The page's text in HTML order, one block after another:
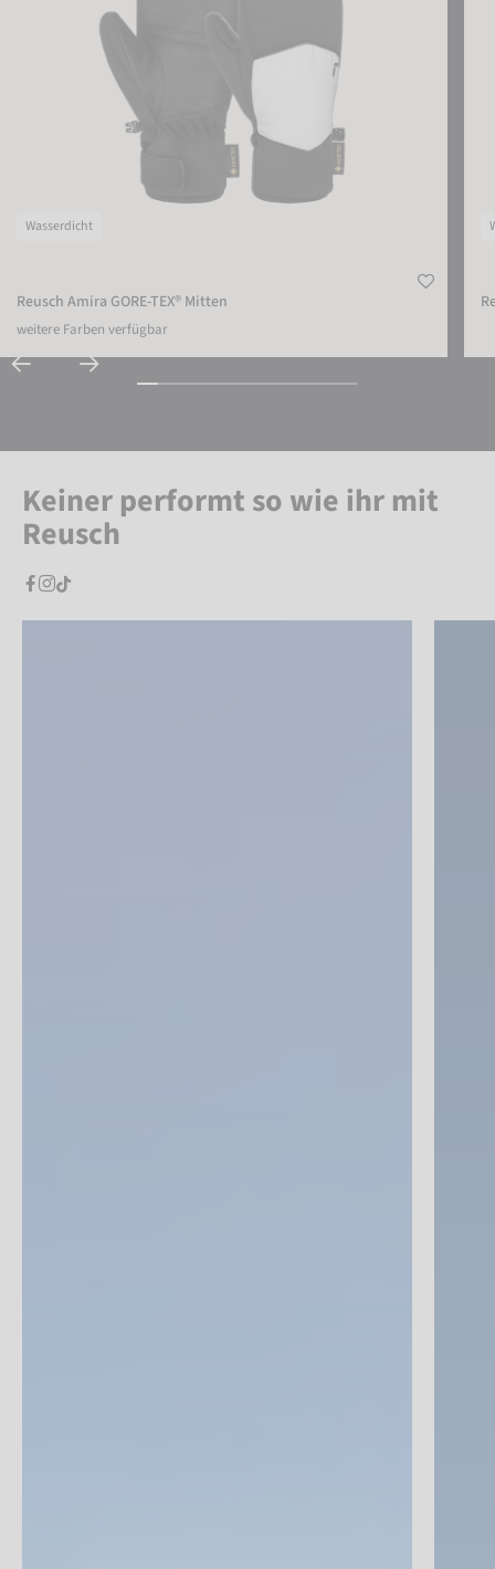
Wasserdicht
Reusch Amira GORE-TEX® Mitten
weitere Farben verfügbar
Keiner performt so wie ihr mit
Reusch